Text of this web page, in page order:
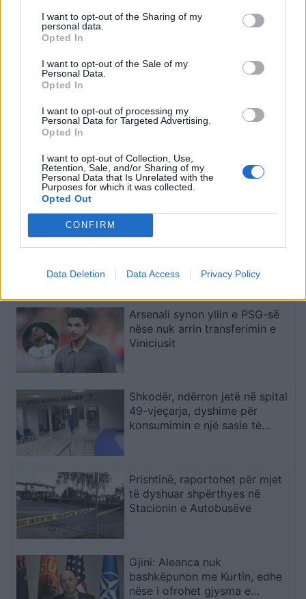
I want to opt-out of the Sharing of my
personal data.
Opted In
I want to opt-out of the Sale of my
Personal Data.
Opted In
I want to opt-out of processing my
Personal Data for Targeted Advertising.
Opted In
I want to opt-out of Collection, Use,
Retention, Sale, and/or Sharing of my
Personal Data that Is Unrelated with the
Purposes for which it was collected.
Opted Out
CONFIRM
Data Deletion Data Access Privacy Policy
Mallakastër/ Zjarri del
jashtë kontrollit në
masivin pyjor të Drenijës!
Pas Ngrëçanit, pritet
ndërhyrja nga ajri (VIDEO)
Propozimi i PS për
shkrirjen e Bashkisë Klos/
socialiste Valbona Kola:
Jam shërbëtore e popullit,
përkohshme, nëse
qytetarët janë kundër, unë
jam me ta (VIDEO)
PD kërkon të anulohet
tenderi 15 milionë euro
për avionët zjarrfikës,
Vangjeli: Fituesja e lidhur
me skandale në Spanjë, të
nisë hetimi i SPAK
kryetarit të Parlamentit!
Afat 60 ditë për
Presidentin e ri
Arsenali synon yllin e PSG-së
nëse nuk arrin transferimin e
Viniciusit
Shkodër, ndërron jetë në spital
49-vjeçarja, dyshime për
konsumimin e një sasie të
Prishtinë, raportohet për mjet
të dyshuar shpërthyes në
Stacionin e Autobusëve
Gjini: Aleanca nuk
bashkëpunon me Kurtin, edhe
nëse i ofrohet gjysma e